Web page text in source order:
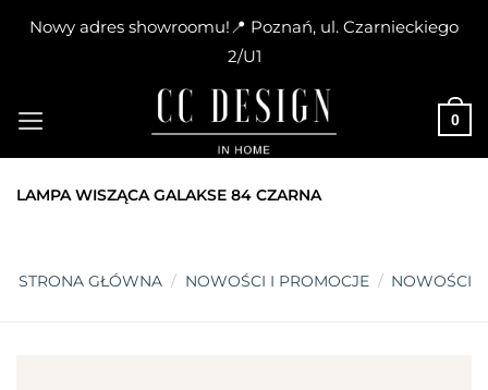
Nowy adres showroomu!📍 Poznań, ul. Czarnieckiego
2/U1
content
0
LAMPA WISZĄCA GALAKSE 84 CZARNA
STRONA GŁÓWNA / NOWOŚCI I PROMOCJE / NOWOŚCI